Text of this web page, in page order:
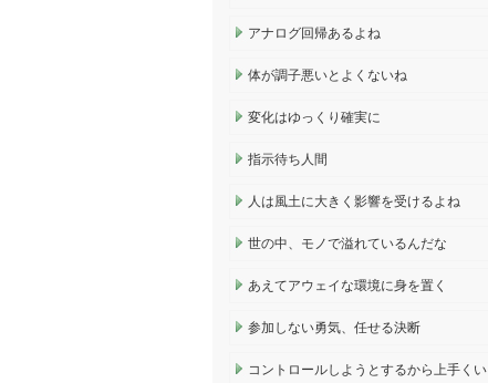
アナログ回帰あるよね
体が調子悪いとよくないね
変化はゆっくり確実に
指示待ち人間
人は風土に大きく影響を受けるよね
世の中、モノで溢れているんだな
あえてアウェイな環境に身を置く
参加しない勇気、任せる決断
コントロールしようとするから上手くい